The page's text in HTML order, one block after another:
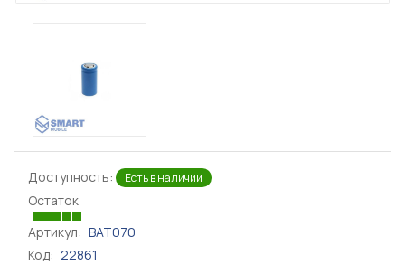
Доступность: Есть в наличии
Остаток
Артикул: BAT070
Код: 22861